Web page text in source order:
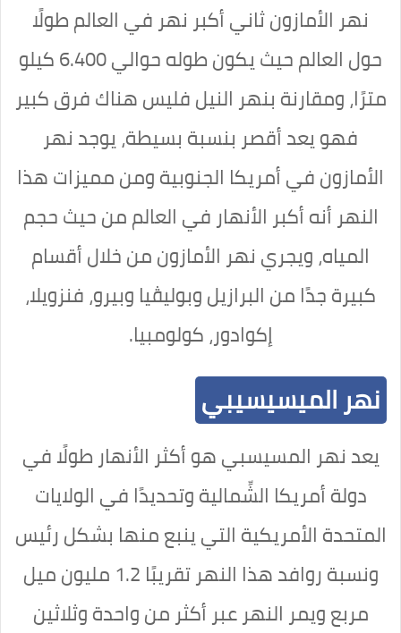
نهر الأمازون ثاني أكبر نهر في العالم طولًا
حول العالم حيث يكون طوله حوالي 6.400 كيلو
مترًا،ومقارنة بنهر النيل فليس هناك فرق كبير
فهو يعد أقصر بنسبة بسيطة، يوجد نهر
الأمازون في أمريكا الجنوبية ومن مميزات هذا
النهر أنه أكبر الأنهار في العالم من حيث حجم
المياه، ويجري نهر الأمازون من خلال أقسام
كبيرة جدًا من البرازيل وبوليڤيا وبيرو، فنزويلا،
إكوادور، كولومبيا.
نهر الميسيسيبي
يعد نهر المسيسبي هو أكثر الأنهار طولًا في
دولة أمريكا الشِّمالية وتحديدًا في الولايات
المتحدة الأمريكية التي ينبع منها بشكل رئيس
ونسبة روافد هذا النهر تقريبًا 1.2 مليون ميل
مربعويمر النهر عبر أكثر من واحدة وثلاثين